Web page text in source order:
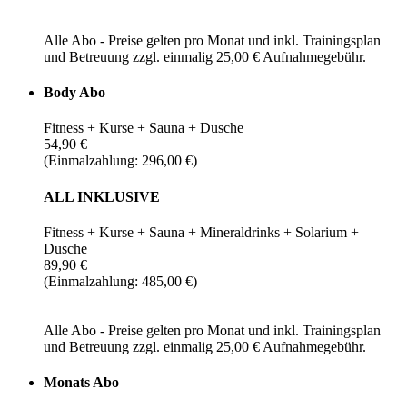
Alle Abo - Preise gelten pro Monat und inkl. Trainingsplan
und Betreuung zzgl. einmalig 25,00 € Aufnahmegebühr.
Body Abo
Fitness + Kurse + Sauna + Dusche
54,90 €
(Einmalzahlung: 296,00 €)
ALL INKLUSIVE
Fitness + Kurse + Sauna + Mineraldrinks + Solarium +
Dusche
89,90 €
(Einmalzahlung: 485,00 €)
Alle Abo - Preise gelten pro Monat und inkl. Trainingsplan
und Betreuung zzgl. einmalig 25,00 € Aufnahmegebühr.
Monats Abo